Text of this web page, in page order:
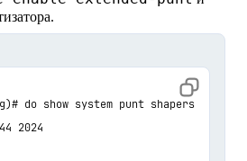
do show system punt shapers
2024